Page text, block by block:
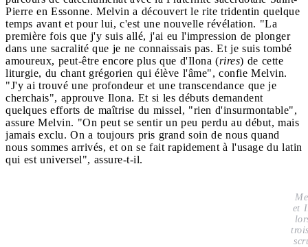
Pierre en Essonne. Melvin a découvert le rite tridentin quelque
temps avant et pour lui, c'est une nouvelle révélation. "La
première fois que j'y suis allé, j'ai eu l'impression de plonger
dans une sacralité que je ne connaissais pas. Et je suis tombé
amoureux, peut-être encore plus que d'Ilona (rires) de cette
liturgie, du chant grégorien qui élève l'âme", confie Melvin.
"J'y ai trouvé une profondeur et une transcendance que je
cherchais", approuve Ilona. Et si les débuts demandent
quelques efforts de maîtrise du missel, "rien d'insurmontable",
assure Melvin. "On peut se sentir un peu perdu au début, mais
jamais exclu. On a toujours pris grand soin de nous quand
nous sommes arrivés, et on se fait rapidement à l'usage du latin
qui est universel", assure-t-il.
et